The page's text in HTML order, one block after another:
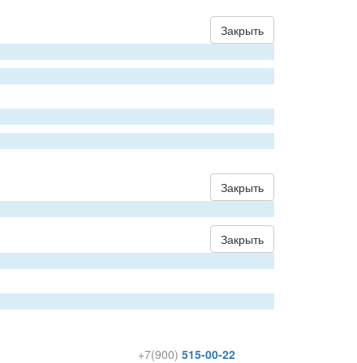
Закрыть
Закрыть
Закрыть
+7(900) 515-00-22